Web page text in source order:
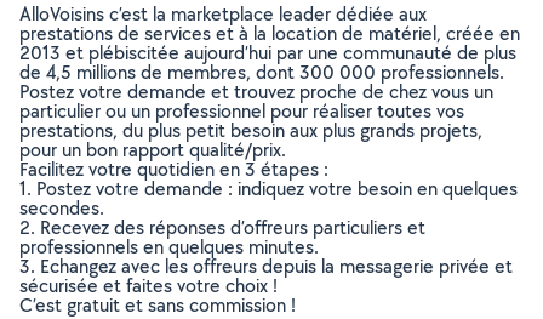
AlloVoisins c’est la marketplace leader dédiée aux
prestations de services et à la location de matériel, créée en
2013 et plébiscitée aujourd’hui par une communauté de plus
de 4,5 millions de membres, dont 300 000 professionnels.
Postez votre demande et trouvez proche de chez vous un
particulier ou un professionnel pour réaliser toutes vos
prestations, du plus petit besoin aux plus grands projets,
pour un bon rapport qualité/prix.
Facilitez votre quotidien en 3 étapes :
1. Postez votre demande : indiquez votre besoin en quelques
secondes.
2. Recevez des réponses d’offreurs particuliers et
professionnels en quelques minutes.
3. Echangez avec les offreurs depuis la messagerie privée et
sécurisée et faites votre choix !
C’est gratuit et sans commission !